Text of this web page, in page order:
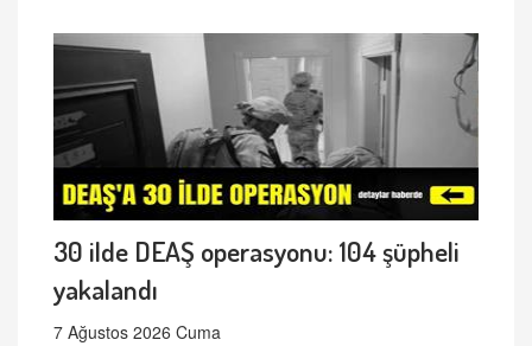
30 ilde DEAŞ operasyonu: 104 şüpheli
yakalandı
7 Ağustos 2026 Cuma